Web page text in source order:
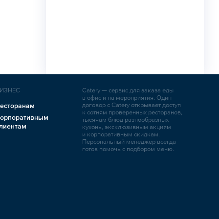
Catery — сервис для заказа еды
в офис и на мероприятия. Один
договор с Catery открывает доступ
к сотням проверенных ресторанов,
тысячам блюд разнообразных
кухонь, эксклюзивным акциям
и корпоративным скидкам.
Персональный менеджер всегда
готов помочь с подбором меню.